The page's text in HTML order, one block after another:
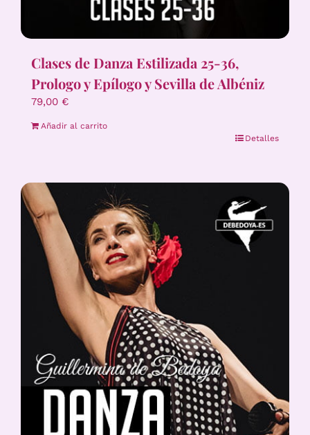
Clases de Danza Estilizada 25-36,
Prologo y Epílogo y Sevilla de Albéniz
79,00 €
Añadir al carrito
Detalles